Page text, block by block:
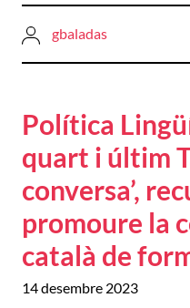
gbaladas
Política
quart i últim
conversa’,
promoure la
català de
14 desembre 2023